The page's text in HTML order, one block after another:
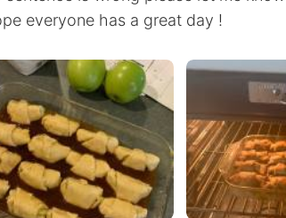
everyone has a great day !